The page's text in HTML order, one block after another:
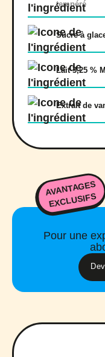
tempéré
Sucre à
Lait 3,25 %
Extrait de
AVANTAGES
EXCLUSIFS
Pour une